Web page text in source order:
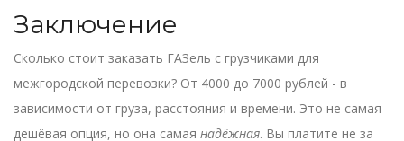
Заключение
Сколько стоит заказать ГАЗель с грузчиками для
межгородской перевозки? От 4000 до 7000 рублей - в
зависимости от груза, расстояния и времени. Это не самая
дешёвая опция, но она самая надёжная. Вы платите не за